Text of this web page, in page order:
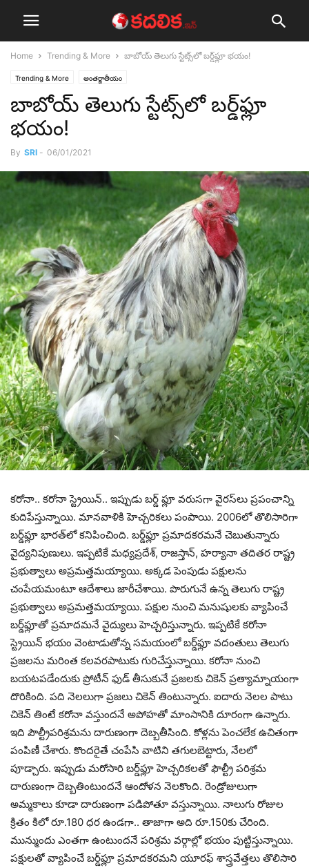
Home Trending & More బాబోయ్ తెలుగు స్టేట్స్‌లో బ‌ర్డ్‌ఫ్లూ భ‌యం!
Trending & More అంతర్జాతీయం
బాబోయ్ తెలుగు స్టేట్స్‌లో బ‌ర్డ్‌ఫ్లూ
భ‌యం!
By SRI - 06/01/2021
క‌రోనా.. క‌రోనా స్ట్రెయిన్‌.. ఇప్పుడు బ‌ర్డ్ ఫ్లూ వ‌రుస‌గా వైర‌స్‌లు ప్ర‌పంచాన్ని
కుదిపేస్తున్నాయి. మాన‌వాళికి హెచ్చ‌రిక‌లు పంపాయి. 2006లో తొలిసారిగా
బ‌ర్డ్‌ఫ్లూ భార‌త్‌లో క‌నిపించింది. బ‌ర్డ్‌ఫ్లూ ప్ర‌మాద‌క‌ర‌మ‌నే చెబుతున్నారు
వైద్య‌నిపుణులు. ఇప్ప‌టికే మ‌ధ్య‌ప్ర‌దేశ్‌, రాజ‌స్తాన్‌, హ‌ర్యానా త‌దిత‌ర రాష్ట్ర
ప్ర‌భుత్వాలు అప్ర‌మ‌త్త‌మ‌య్యాయి. అక్క‌డ పెంపుడు ప‌క్షుల‌ను
చంపేయ‌మంటూ ఆదేశాలు జారీచేశాయి. పొరుగునే ఉన్న తెలుగు రాష్ట్ర
ప్ర‌భుత్వాలు అప్ర‌మ‌త్త‌మ‌య్యాయి. ప‌క్షుల నుంచి మ‌నుషుల‌కు వ్యాపించే
బ‌ర్డ్‌ఫ్లూతో ప్ర‌మాద‌మ‌నే వైద్యులు హెచ్చ‌రిస్తున్నారు. ఇప్ప‌టికే క‌రోనా
స్ట్రెయిన్ భ‌యం వెంటాడుతోన్న స‌మ‌యంలో బ‌ర్డ్‌ఫ్లూ వ‌దంతులు తెలుగు
ప్ర‌జ‌ల‌ను మ‌రింత క‌ల‌వ‌ర‌పాటుకు గురిచేస్తున్నాయి. క‌రోనా నుంచి
బ‌య‌ట‌ప‌డేందుకు ప్రోటీన్ ఫుడ్ తీసుకునే ప్ర‌జ‌ల‌కు చికెన్ ప్ర‌త్యామ్నాయంగా
దొరికింది. ప‌ది నెల‌లుగా ప్ర‌జ‌లు చికెన్ తింటున్నారు. ఐదారు నెల‌ల పాటు
చికెన్ తింటే క‌రోనా వ‌స్తుంద‌నే అపోహ‌తో మాంసానికి దూరంగా ఉన్నారు.
ఇది పౌల్ట్రీప‌రిశ్ర‌మ‌ను దారుణంగా దెబ్బ‌తీసింది. కోళ్ల‌ను పెంచ‌లేక ఉచితంగా
పంపిణీ చేశారు. కొంద‌రైతే చంపేసి వాటిని త‌గుల‌బెట్టారు, నేల‌లో
పూడ్చారు. ఇప్పుడు మ‌రోసారి బ‌ర్డ్‌ఫ్లూ హెచ్చ‌రిక‌ల‌తో ఫౌల్ట్రీ ప‌రిశ్ర‌మ
దారుణంగా దెబ్బ‌తింటుంద‌నే ఆందోళ‌న నెల‌కొంది. రెండ్రోజులుగా
అమ్మ‌కాలు కూడా దారుణంగా ప‌డిపోతూ వ‌స్తున్నాయి. నాలుగు రోజుల
క్రితం కిలో రూ.180 ధ‌ర ఉండ‌గా.. తాజాగా అది రూ.150కు చేరింది.
మున్ముందు ఎంత‌గా ఉంటుంద‌నే ప‌రిశ్ర‌మ వ‌ర్గాల్లో భ‌యం పుట్టిస్తున్నాయి.
ప‌క్షుల‌తో వ్యాపించే బ‌ర్డ్‌ఫ్లూ ప్ర‌మాద‌క‌ర‌మ‌ని యూర‌ఫ్ శాస్త్రవేత్త‌లు తొలిసారి